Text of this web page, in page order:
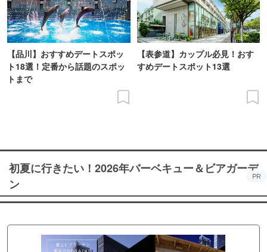
【品川】おすすめデートスポッ
ト18選！定番から話題のスポッ
トまで
【表参道】カップル必見！おす
すめデートスポット13選
初夏に行きたい！2026年バーベキュー＆ビアガーデ
ン
PR